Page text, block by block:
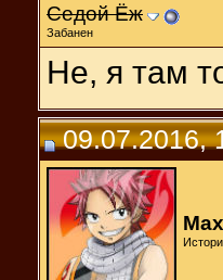
Седой Ёж
Забанен
Не, я там
09.07.2016,